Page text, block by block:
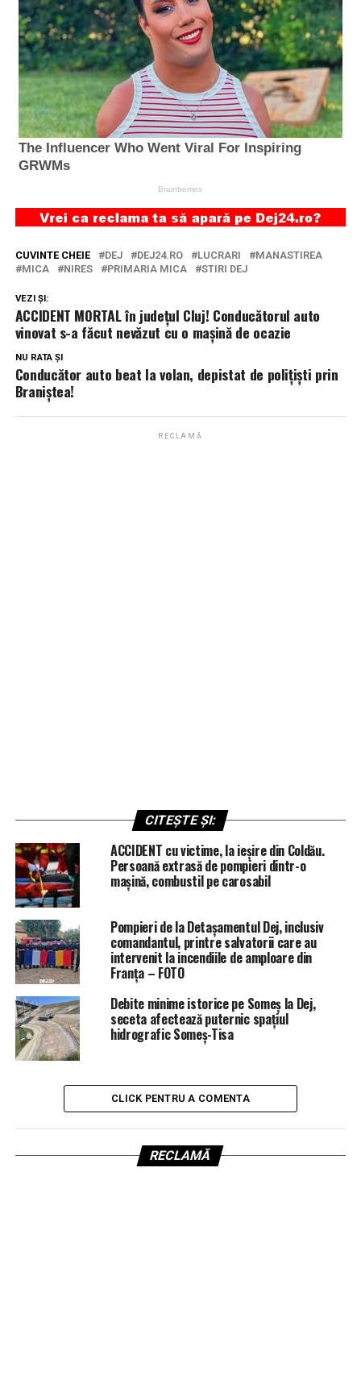
CUVINTE CHEIE DEJ DEJ24.RO LUCRARI
MANASTIREA
MICA
NIRES PRIMARIA MICA STIRI DEJ
VEZI ȘI:
ACCIDENT MORTAL în județul Cluj! Conducătorul auto
vinovat s-a făcut nevăzut cu o mașină de ocazie
NU RATA ȘI
Conducător auto beat la volan, depistat de polițiști prin
Braniștea!
RECLAMĂ
CITEȘTE ȘI:
ACCIDENT cu victime, la ieșire din Coldău.
Persoană extrasă de pompieri dintr-o
mașină, combustil pe carosabil
Pompieri de la Detașamentul Dej, inclusiv
comandantul, printre salvatorii care au
intervenit la incendiile de amploare din
Franța – FOTO
Debite minime istorice pe Someș la Dej,
seceta afectează puternic spațiul
hidrografic Someș-Tisa
CLICK PENTRU A COMENTA
RECLAMĂ